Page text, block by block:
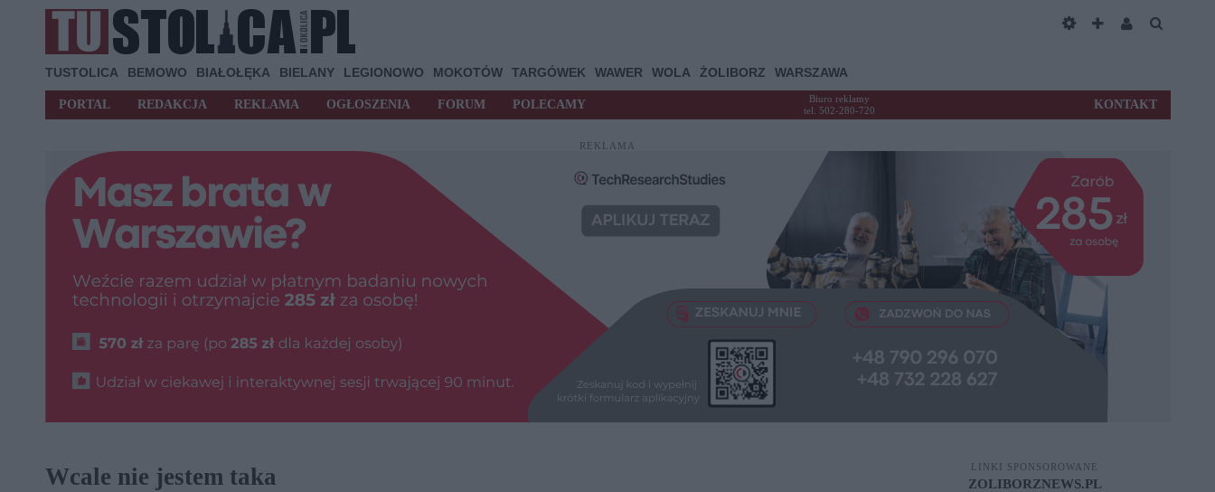
TUSTOLICA BEMOWO BIAŁOŁĘKA BIELANY LEGIONOWO MOKOTÓW TARGÓWEK WAWER WOLA ŻOLIBORZ WARSZAWA
PORTAL REDAKCJA REKLAMA OGŁOSZENIA FORUM POLECAMY
Biuro reklamy
tel. 502-280-720
KONTAKT
REKLAMA
Wcale nie jestem taka LINKI SPONSOROWANE
ZOLIBORZNEWS.PL